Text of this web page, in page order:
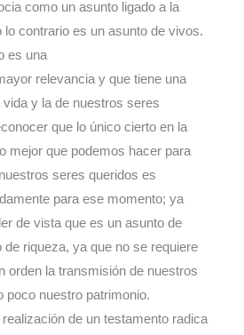
como un asunto ligado a la
lo contrario es un asunto de vivos.
es una
relevancia y que tiene una
y la de nuestros seres
que lo único cierto en la
mejor que podemos hacer para
seres queridos es
para ese momento; ya
de vista que es un asunto de
de riqueza, ya que no se requiere
orden la transmisión de nuestros
poco nuestro patrimonio.
realización de un testamento radica